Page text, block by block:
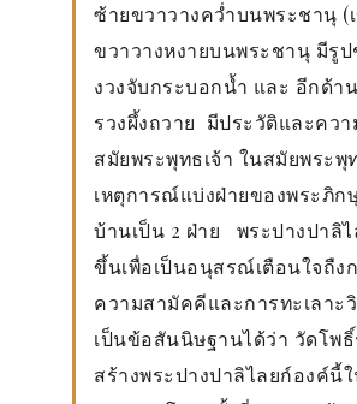
ซ้ายขวาวางคว่ำบนพระชานุ (
ขวาวางหงายบนพระชานุ มีรู
งวงจับกระบอกน้ำ และ อีกด้า
รวงผึ้งถวาย มีประวัติและคว
สมัยพระพุทธเจ้า ในสมัยพระพุ
เหตุการณ์แบ่งฝ่ายของพระภิก
บ้านเป็น 2 ฝ่าย พระปางปาลิไ
ขึ้นเพื่อเป็นอนุสรณ์เตือนใจถืง
ความสามัคคีและการทะเลาะ
เป็นข้อสันนิษฐานได้ว่า วัดโพ
สร้างพระปางปาลิไลยก์องค์นี้